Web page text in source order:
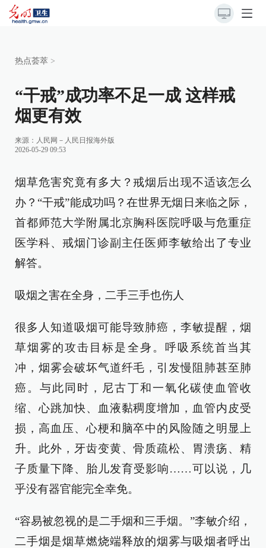
热点荟萃 >
“干戒”成功率不足一成 这样戒
烟更有效
来源： 人民网－人民日报海外版
2026-05-29 09:53
烟草危害究竟有多大？戒烟后出现不适该怎么
办？“干戒”能成功吗？在世界无烟日来临之际，
首都师范大学附属北京胸科医院呼吸与危重症
医学科、戒烟门诊副主任医师李敏给出了专业
解答。
吸烟之害在全身，二手三手也伤人
很多人知道吸烟可能导致肺癌，李敏提醒，烟
草烟雾的攻击目标是全身。呼吸系统首当其
冲，烟雾会破坏气道纤毛，引发慢阻肺甚至肺
癌。与此同时，尼古丁和一氧化碳使血管收
缩、心跳加快、血液黏稠度增加，血管内皮受
损，高血压、心梗和脑卒中的风险随之明显上
升。此外，牙齿变黄、骨质疏松、胃溃疡、精
子质量下降、胎儿发育受影响……可以说，几
乎没有器官能完全幸免。
“容易被忽视的是二手烟和三手烟。”李敏介绍，
二手烟是烟草燃烧端释放的烟雾与吸烟者呼出